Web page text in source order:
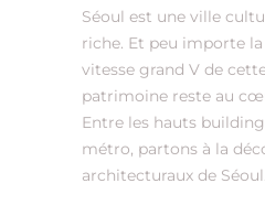
Séoul est une ville
riche. Et peu importe
vitesse grand V de
patrimoine reste au
Entre les hauts
métro, partons à la
architecturaux de Séoul.